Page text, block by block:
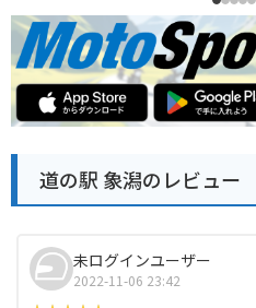
道の駅 象潟のレビュー
未ログインユーザー
2022-11-06 23:42